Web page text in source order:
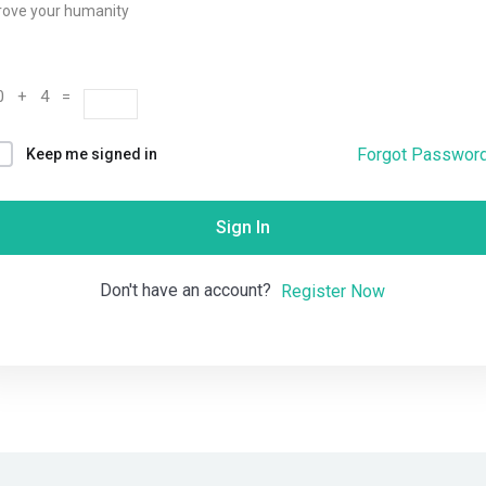
your humanity
+ 4 =
Keep me signed in Forgot
Sign In
Don't have an account? Register Now